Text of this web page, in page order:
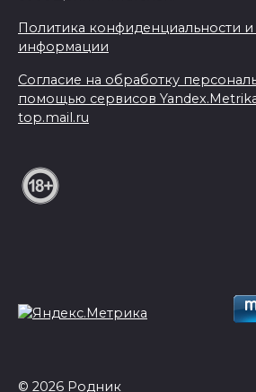
Политика конфиденциальности
информации
Согласие на обработку
помощью сервисов
top.mail.ru
© 2026 Родник